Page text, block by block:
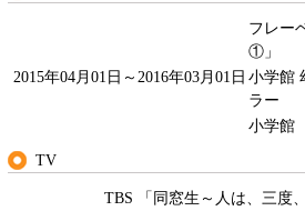
フレー
①」
2015年04月01日～2016年03月01日 小学館
ラー
小学館
TV
TBS 「同窓生～人は、三度